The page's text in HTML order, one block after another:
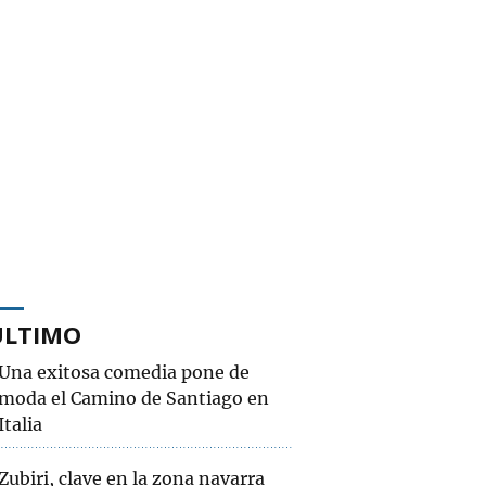
exitosa comedia pone de
el Camino de Santiago en
clave en la zona navarra